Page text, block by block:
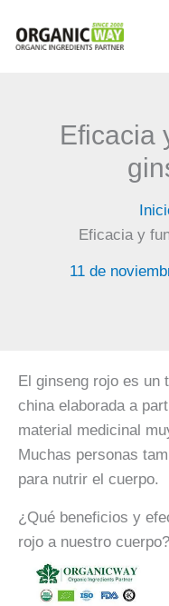
Eficacia
Eficacia y
11 de
El ginseng rojo es un
china elaborada a
material medicinal
Muchas personas
para nutrir el cuerpo.
¿Qué beneficios y
rojo a nuestro cuerpo?